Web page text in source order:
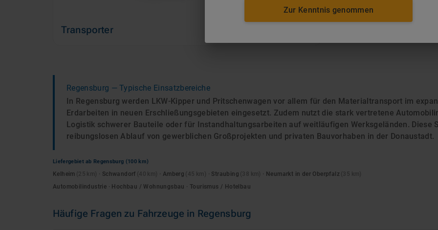
Transporter
Regensburg — Typische Einsatzbereiche
In Regensburg werden LKW-Kipper und Pritschenwagen vor allem für den Materialtransport im
Erdarbeiten in neuen Erschließungsgebieten eingesetzt. Zudem nutzt die stark vertretene
Logistik schwerer Bauteile oder für Instandhaltungsarbeiten auf weitläufigen Werksgeländen. Diese
reibungslosen Ablauf von gewerblichen Großprojekten und privaten Bauvorhaben in der Donaustadt.
Liefergebiet ab Regensburg (100 km)
Kelheim · Schwandorf · Amberg · Straubing · Neumarkt in der Oberpfalz
Automobilindustrie · Hochbau / Wohnungsbau · Tourismus / Hotelbau
Häufige Fragen zu Fahrzeuge in Regensburg
Zur Kenntnis genommen